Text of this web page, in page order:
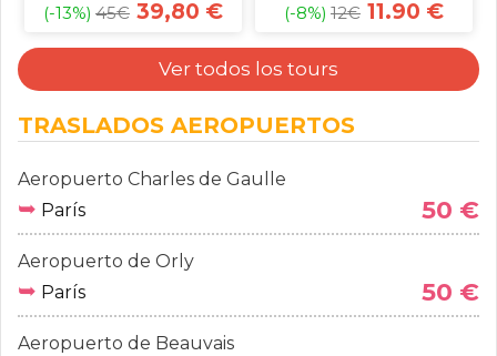
(-13%) 45€ 39,80 € (-8%) 12€ 11.90 €
Ver todos los tours
TRASLADOS AEROPUERTOS
Aeropuerto Charles de Gaulle
➥ París 50 €
Aeropuerto de Orly
➥ París 50 €
Aeropuerto de Beauvais